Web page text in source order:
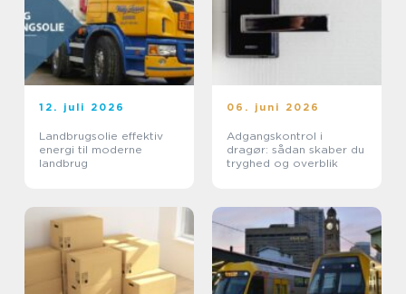
12. juli 2026
Landbrugsolie effektiv
energi til moderne
landbrug
06. juni 2026
Adgangskontrol i
dragør: sådan skaber du
tryghed og overblik